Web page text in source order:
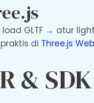
GLTF → atur
di Three.js
&